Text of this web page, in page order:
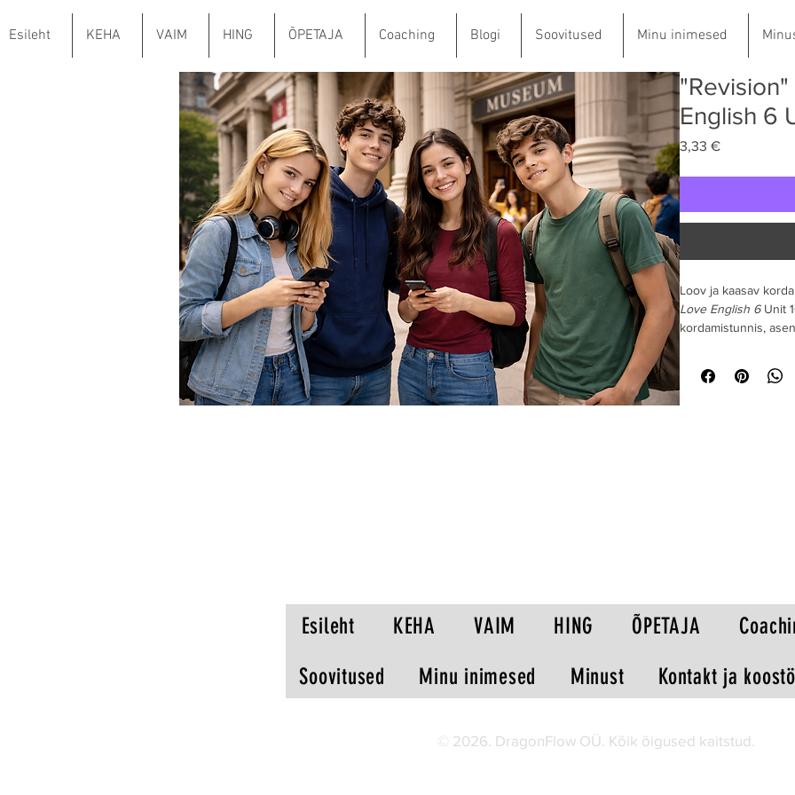
Esileht KEHA VAIM HING ÕPETAJA Coaching Blogi Soovitused Minu inimesed
English 6
3,33 €Price
Loov ja kaasav
Love English 6 Unit
kordamistunnis,
Tööleht seob
Arutelu- ja
arendamiseks
8. klassi inglise
kordamis- ja
õpetajatele, kes
Esileht KEHA VAIM HING ÕPETAJA
Soovitused
Minu inimesed Minust Kontakt ja
© 2026. DragonFlow OÜ. Kõik õigused kaitstud.